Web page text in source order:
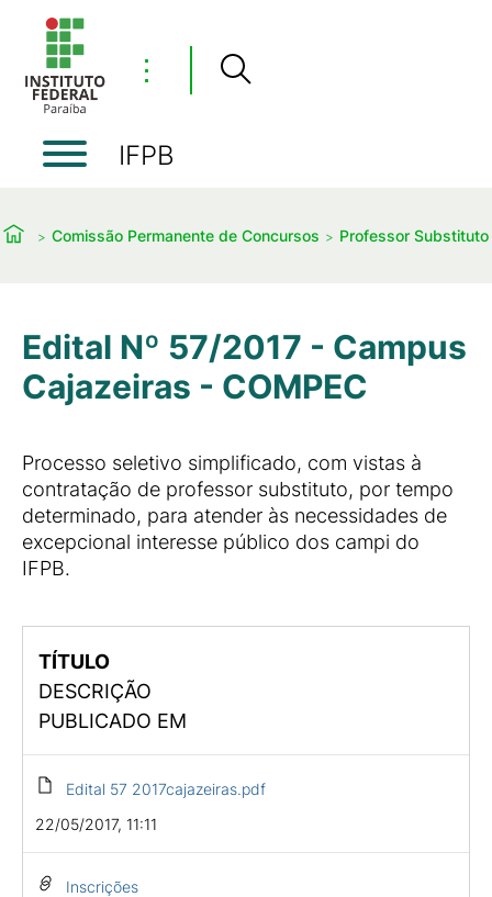
⋮
IFPB
Comissão Permanente de Concursos Professor Substituto
Edital Nº 57/2017 - Campus
Cajazeiras - COMPEC
Processo seletivo simplificado, com vistas à
contratação de professor substituto, por tempo
determinado, para atender às necessidades de
excepcional interesse público dos campi do
IFPB.
TÍTULO
DESCRIÇÃO
PUBLICADO EM
Edital 57 2017cajazeiras.pdf
22/05/2017, 11:11
Inscrições